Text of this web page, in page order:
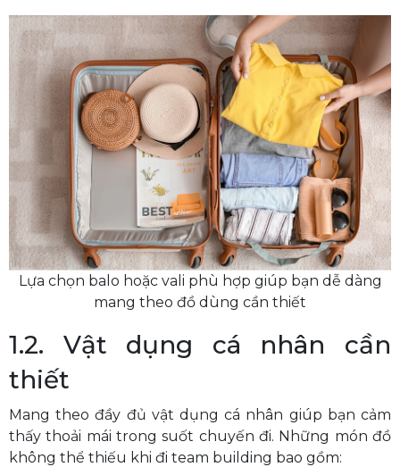
Lựa chọn balo hoặc vali phù hợp giúp bạn dễ dàng
mang theo đồ dùng cần thiết
1.2. Vật dụng cá nhân cần
thiết
Mang theo đầy đủ vật dụng cá nhân giúp bạn cảm
thấy thoải mái trong suốt chuyến đi. Những món đồ
không thể thiếu khi đi team building bao gồm: